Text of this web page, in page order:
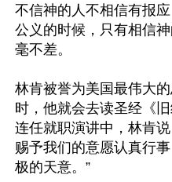
不信神的人不相信有报
公义的时候，只有相信
毫不差。
林肯被誉为美国最伟大
时，他就会去读圣经《
连任就职演讲中，林肯
赐予我们的意愿认真行
极的天意。”